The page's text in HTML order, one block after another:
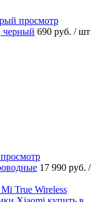
просмотр
черный 690 руб. / шт
17 990 руб. /